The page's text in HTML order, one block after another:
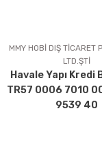
Ürün
Ürün bilgilerinde
Ürün fiyatı diğer
Bu ürüne benzer
MMY HOBİ DIŞ TİCARET
LTD.ŞTİ
Havale Yapı Kredi
TR57 0006 7010
9539 40